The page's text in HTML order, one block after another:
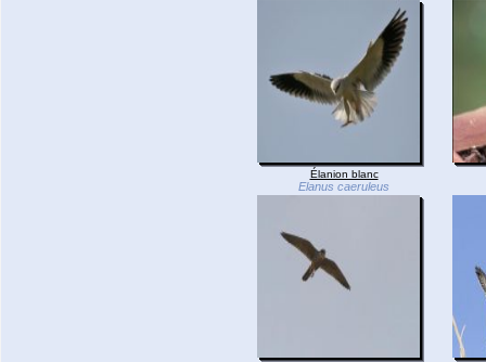
Élanion blanc
Elanus caeruleus